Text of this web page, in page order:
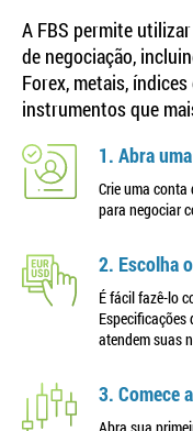
A FBS permite
de negociação,
Forex, metais,
instrumentos que
1. Abra
Crie uma
para negociar
2. Escolha
É fácil fazê-lo
Especificações
atendem suas
3. Comece